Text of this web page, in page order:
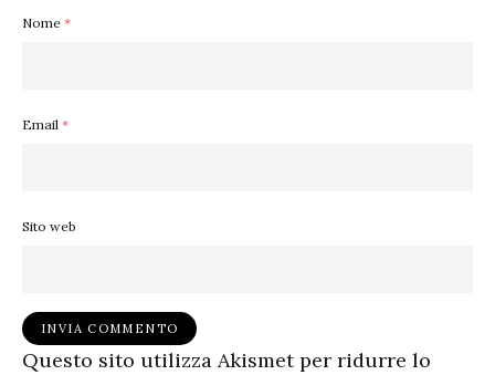
Nome *
Email *
Sito web
Questo sito utilizza Akismet per ridurre lo